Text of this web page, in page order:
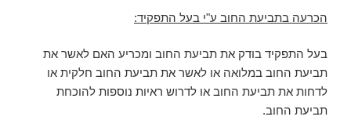
הכרעה בתביעת החוב ע"י בעל התפקיד:
בעל התפקיד בודק את תביעת החוב ומכריע האם לאשר את
תביעת החוב במלואה או לאשר את תביעת החוב חלקית או
לדחות את תביעת החוב או לדרוש ראיות נוספות להוכחת
תביעת החוב.